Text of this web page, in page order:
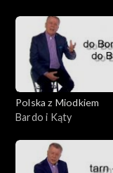
Polska z Miodkiem
Bardo i Kąty